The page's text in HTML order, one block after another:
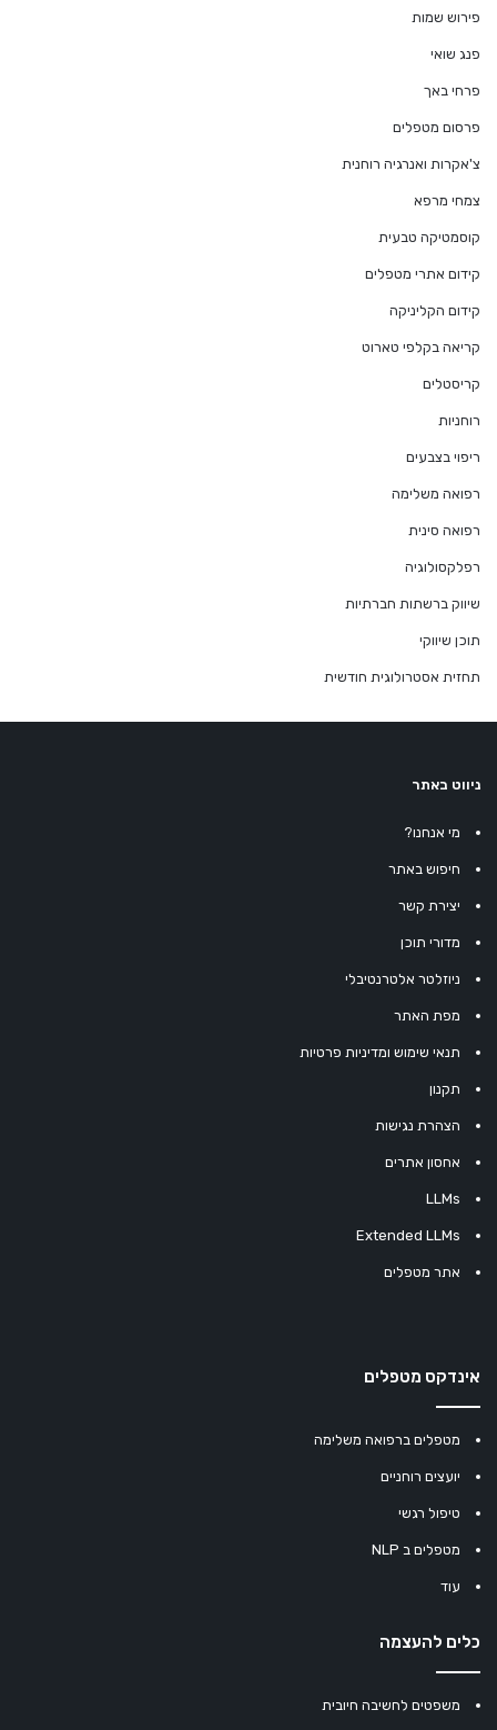
פירוש שמות
פנג שואי
פרחי באך
פרסום מטפלים
צ'אקרות ואנרגיה רוחנית
צמחי מרפא
קוסמטיקה טבעית
קידום אתרי מטפלים
קידום הקליניקה
קריאה בקלפי טארוט
קריסטלים
רוחניות
ריפוי בצבעים
רפואה משלימה
רפואה סינית
רפלקסולוגיה
שיווק ברשתות חברתיות
תוכן שיווקי
תחזית אסטרולוגית חודשית
ניווט באתר
מי אנחנו?
חיפוש באתר
יצירת קשר
מדורי תוכן
ניוזלטר אלטרנטיבלי
מפת האתר
תנאי שימוש ומדיניות פרטיות
תקנון
הצהרת נגישות
אחסון אתרים
LLMs
Extended LLMs
אתר מטפלים
אינדקס מטפלים
מטפלים ברפואה משלימה
יועצים רוחניים
טיפול רגשי
מטפלים ב NLP
עוד
כלים להעצמה
משפטים לחשיבה חיובית